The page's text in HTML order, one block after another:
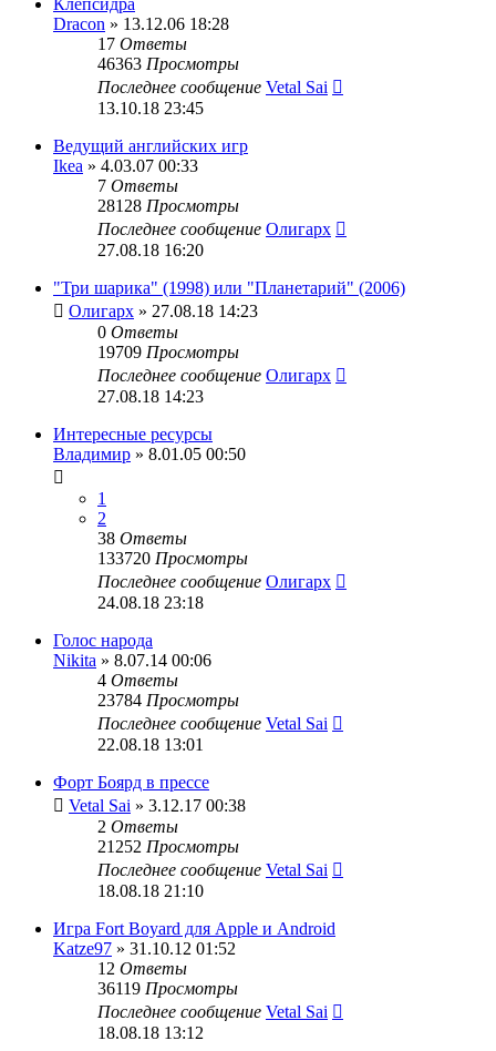
Dracon » 13.12.06 18:28
17 Ответы
46363 Просмотры
Последнее сообщение Vetal Sai
13.10.18 23:45
Ведущий английских игр
Ikea » 4.03.07 00:33
7 Ответы
28128 Просмотры
Последнее сообщение Олигарх
27.08.18 16:20
"Три шарика" (1998) или "Планетарий" (2006)
Олигарх » 27.08.18 14:23
0 Ответы
19709 Просмотры
Последнее сообщение Олигарх
27.08.18 14:23
Интересные ресурсы
Владимир » 8.01.05 00:50
1
2
38 Ответы
133720 Просмотры
Последнее сообщение Олигарх
24.08.18 23:18
Голос народа
Nikita » 8.07.14 00:06
4 Ответы
23784 Просмотры
Последнее сообщение Vetal Sai
22.08.18 13:01
Форт Боярд в прессе
Vetal Sai » 3.12.17 00:38
2 Ответы
21252 Просмотры
Последнее сообщение Vetal Sai
18.08.18 21:10
Игра Fort Boyard для Apple и Android
Katze97 » 31.10.12 01:52
12 Ответы
36119 Просмотры
Последнее сообщение Vetal Sai
18.08.18 13:12